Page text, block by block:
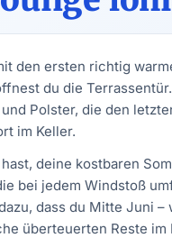
den ersten richtig
du die
Polster, die den
im Keller.
deine kostbaren
bei jedem Windstoß
dass du Mitte Juni
überteuerten Reste im